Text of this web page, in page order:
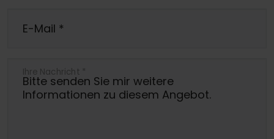
E-Mail *
Ihre Nachricht *